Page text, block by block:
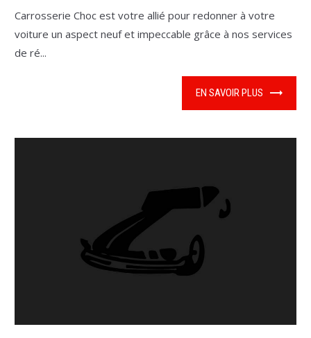
Carrosserie Choc est votre allié pour redonner à votre
voiture un aspect neuf et impeccable grâce à nos services
de ré...
EN SAVOIR PLUS